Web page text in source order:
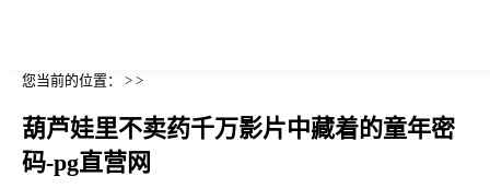
您当前的位置： > >
葫芦娃里不卖药千万影片中藏着的童年密
码-pg直营网